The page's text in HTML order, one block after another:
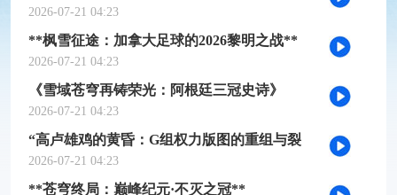
槛推演
2026-07-21 04:23
**枫雪征途：加拿大足球的2026黎明之战**
2026-07-21 04:23
《雪域苍穹再铸荣光：阿根廷三冠史诗》
2026-07-21 04:23
“高卢雄鸡的黄昏：G组权力版图的重组与裂
变”
2026-07-21 04:23
**苍穹终局：巅峰纪元·不灭之冠**